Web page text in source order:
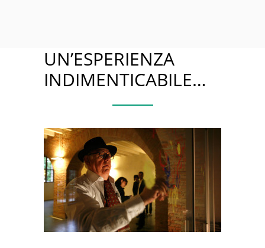
UN’ESPERIENZA
INDIMENTICABILE…